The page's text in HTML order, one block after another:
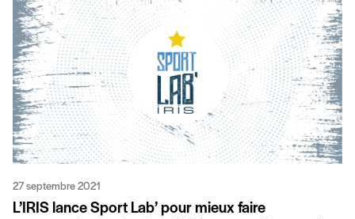
27 septembre 2021
L’IRIS lance Sport Lab’ pour mieux faire